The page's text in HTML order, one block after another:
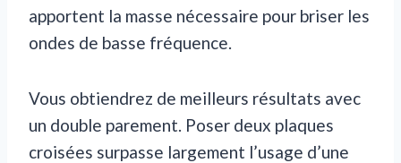
apportent la masse nécessaire pour briser les
ondes de basse fréquence.
Vous obtiendrez de meilleurs résultats avec
un double parement. Poser deux plaques
croisées surpasse largement l’usage d’une